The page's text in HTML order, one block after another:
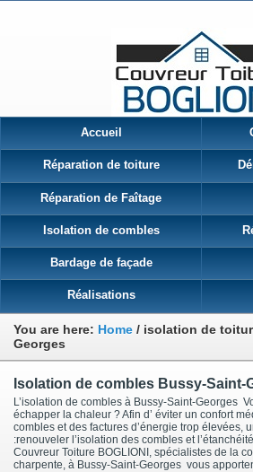
Accueil
Réparation de toiture
Réparation de Faîtage
Isolation de combles
Bardage de façade
Réalisations
You are here: Home / isolation de
Georges
Isolation de combles Bussy-Saint-
L’isolation de combles à Bussy-Saint-Georges
échapper la chaleur ? Afin d’ éviter un confort
combles et des factures d’énergie trop élevées,
:renouveler l’isolation des combles et
Couvreur Toiture BOGLIONI, spécialistes de la
charpente, à Bussy-Saint-Georges vous